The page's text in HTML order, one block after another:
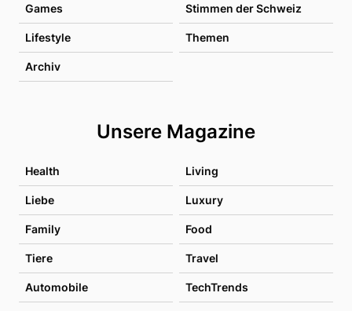
Games Stimmen der Schweiz
Lifestyle Themen
Archiv
Unsere Magazine
Health Living
Liebe Luxury
Family Food
Tiere Travel
Automobile TechTrends